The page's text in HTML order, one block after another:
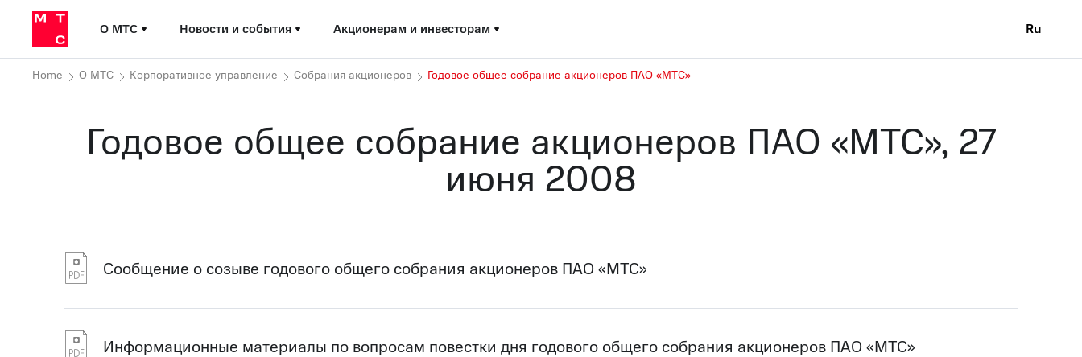
О МТС Новости и события Акционерам и инвесторам Ru
Home О МТС Корпоративное управление Собрания акционеров Годовое общее собрание акционеров ПАО «МТС»
Годовое общее собрание акционеров ПАО «МТС», 27
июня 2008
Сообщение о созыве годового общего собрания акционеров ПАО «МТС»
Информационные материалы по вопросам повестки дня годового общего собрания акционеров ПАО «МТС»